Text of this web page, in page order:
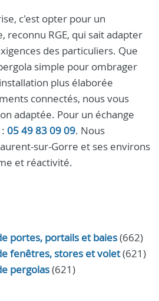
c'est opter pour un
reconnu RGE, qui sait adapter
des particuliers. Que
simple pour ombrager
plus élaborée
connectés, nous vous
adaptée. Pour un échange
05 49 83 09 09. Nous
sur-Gorre et ses environs
et réactivité.
portes, portails et baies(662)
fenêtres, stores et volet(621)
pergolas(621)